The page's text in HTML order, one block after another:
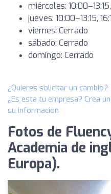
miércoles:
jueves: 10:00–13:15,
viernes: Cerrado
sábado: Cerrado
domingo: Cerrado
¿Quieres solicitar un cambio?
¿Es esta tu empresa? Crea
su información
Fotos de
Academia de
Europa).